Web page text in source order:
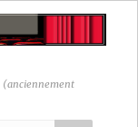
(anciennement